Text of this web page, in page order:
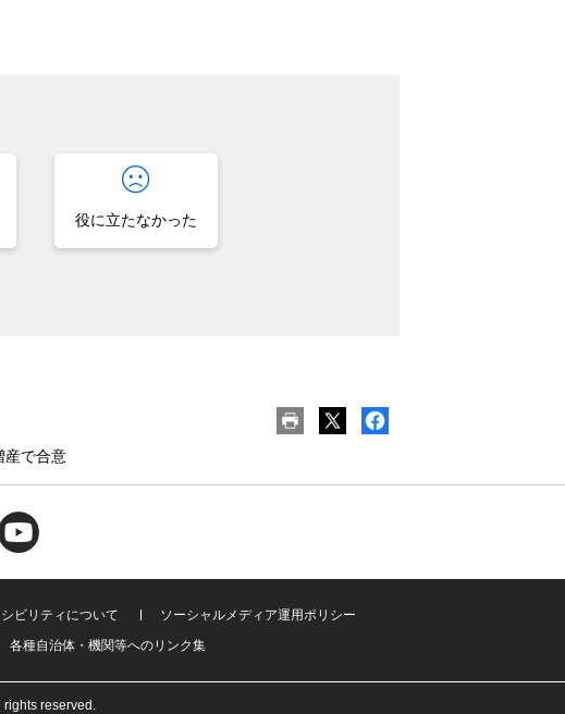
役に立たなかった
産で合意
ビリティについて
ソーシャルメディア運用ポリシー
各種自治体・機関等へのリンク集
rights reserved.